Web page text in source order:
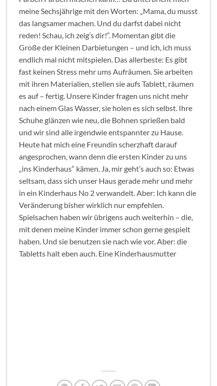
meine Sechsjährige mit den Worten: „Mama, du musst
das langsamer machen. Und du darfst dabei nicht
reden! Schau, ich zeig’s dir!“. Momentan gibt die
Große der Kleinen Darbietungen – und ich, ich muss
endlich mal nicht mitspielen. Das allerbeste: Es gibt
fast keinen Stress mehr ums Aufräumen. Sie arbeiten
mit ihren Materialien, stellen sie aufs Tablett, räumen
es auf – fertig. Unsere Kinder fragen uns nicht mehr
nach einem Glas Wasser, sie holen es sich selbst. Ihre
Schuhe glänzen wie neu, die Bohnen sprießen bald
und wir sind alle irgendwie entspannter zu Hause.
Heute hat mich eine Freundin scherzhaft darauf
angesprochen, wann denn die ersten Kinder zu uns
„ins Kinderhaus“ kämen. Ja, mir geht’s auch so: Etwas
seltsam, dass sich unser Haus gerade mehr und mehr
in ein Kinderhaus No 2 verwandelt. Aber: Ich kann die
Veränderung bisher wirklich nur empfehlen.
Spielsachen haben wir übrigens auch weiterhin – die,
mit denen meine Kinder immer schon gerne gespielt
haben. Und sie benutzen sie nach wie vor. Aber: die
Tabletts halt eben auch. Eine Kinderhausmutter